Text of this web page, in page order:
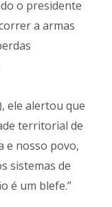
o presidente
a armas
ele alertou que
territorial de
e nosso povo,
sistemas de
é um blefe.”